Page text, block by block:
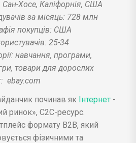
Хосе, Каліфорнія, США
за місяць: 728 млн
покупців: США
25-34
навчання, програми,
товари для дорослих
ebay.com
починав як Інтернет -
ринок», С2С-ресурс.
формату В2В, який
фізичними та